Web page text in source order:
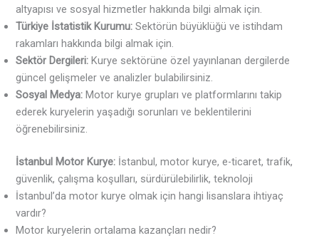
altyapısı ve sosyal hizmetler hakkında bilgi almak için.
Türkiye İstatistik Kurumu: Sektörün büyüklüğü ve istihdam
rakamları hakkında bilgi almak için.
Sektör Dergileri: Kurye sektörüne özel yayınlanan dergilerde
güncel gelişmeler ve analizler bulabilirsiniz.
Sosyal Medya: Motor kurye grupları ve platformlarını takip
ederek kuryelerin yaşadığı sorunları ve beklentilerini
öğrenebilirsiniz.
İstanbul Motor Kurye: İstanbul, motor kurye, e-ticaret, trafik,
güvenlik, çalışma koşulları, sürdürülebilirlik, teknoloji
İstanbul’da motor kurye olmak için hangi lisanslara ihtiyaç
vardır?
Motor kuryelerin ortalama kazançları nedir?